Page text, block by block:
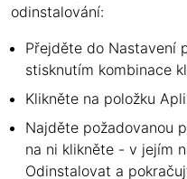
odinstalování:
Přejděte do Nastavení
stisknutím kombinace
Klikněte na položku
Najděte požadovanou
na ni klikněte - v jejím
Odinstalovat a